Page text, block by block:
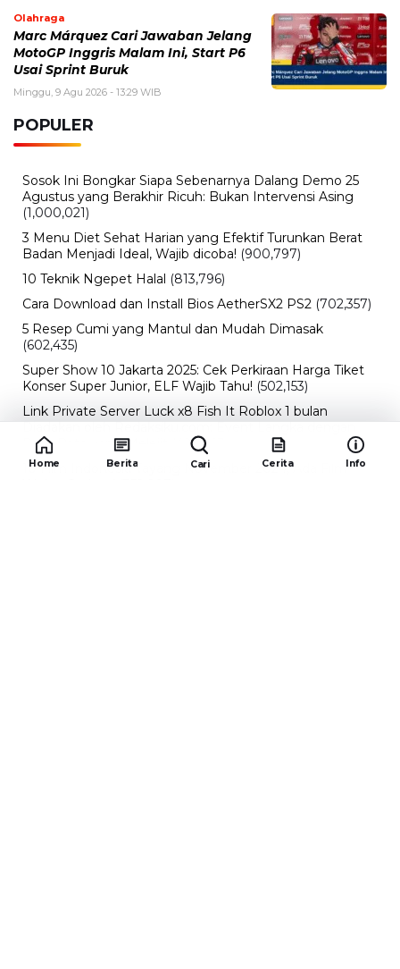
Olahraga
Marc Márquez Cari Jawaban Jelang
MotoGP Inggris Malam Ini, Start P6
Usai Sprint Buruk
Minggu, 9 Agu 2026 - 13:29 WIB
POPULER
Sosok Ini Bongkar Siapa Sebenarnya Dalang Demo 25
Agustus yang Berakhir Ricuh: Bukan Intervensi Asing
(1,000,021)
3 Menu Diet Sehat Harian yang Efektif Turunkan Berat
Badan Menjadi Ideal, Wajib dicoba! (900,797)
10 Teknik Ngepet Halal (813,796)
Cara Download dan Install Bios AetherSX2 PS2 (702,357)
5 Resep Cumi yang Mantul dan Mudah Dimasak
(602,435)
Super Show 10 Jakarta 2025: Cek Perkiraan Harga Tiket
Konser Super Junior, ELF Wajib Tahu! (502,153)
Link Private Server Luck x8 Fish It Roblox 1 bulan
Diadakan oleh Redaksiku.com: Event Langka dengan
Drop Rate yang Melejit
(424,823)
10 Film Indonesia Tayang November 2024, Ada Film
Home Berita Cari Cerita Info